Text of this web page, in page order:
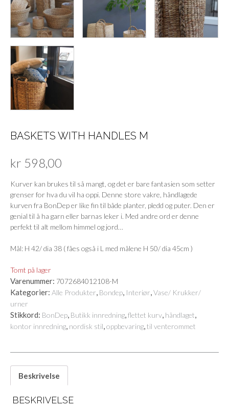
BASKETS WITH HANDLES M
kr 598,00
Kurver kan brukes til så mangt, og det er bare fantasien som setter
grenser for hva du vil ha oppi. Denne store vakre, håndlagede
kurven fra BonDep er like fin til både planter, pledd og puter. Den er
genial til å ha garn eller barnas leker i. Med andre ord er denne
perfekt til alt mellom himmel og jord…
Mål: H 42/ dia 38 ( fåes også i L med målene H 50/ dia 45cm )
Tomt på lager
Varenummer: 7072684012108-M
Kategorier: Alle Produkter, Bondep, Interiør,Vase/ Krukker/
urner
Stikkord: BonDep, Butikk innredning,flettet kurv, håndlaget,
kontor innredning, nordisk stil,oppbevaring,til venterommet
Beskrivelse
BESKRIVELSE